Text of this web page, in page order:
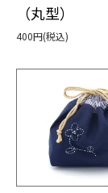
（丸型）
400円(税込)